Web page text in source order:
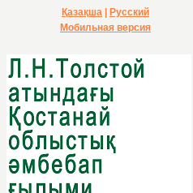
Қазақша
Русский
Мобильная версия